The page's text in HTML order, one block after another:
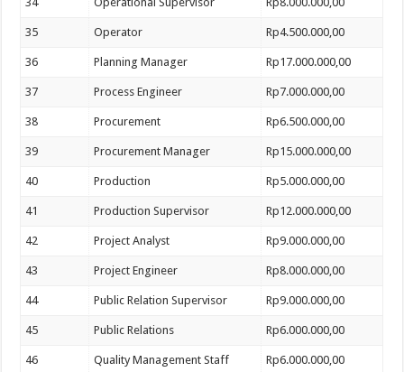
35 Operator Rp4.500.000,00
36 Planning Manager Rp17.000.000,00
37 Process Engineer Rp7.000.000,00
38 Procurement Rp6.500.000,00
39 Procurement Manager Rp15.000.000,00
40 Production Rp5.000.000,00
41 Production Supervisor Rp12.000.000,00
42 Project Analyst Rp9.000.000,00
43 Project Engineer Rp8.000.000,00
44 Public Relation Supervisor Rp9.000.000,00
45 Public Relations Rp6.000.000,00
46 Quality Management Staff Rp6.000.000,00